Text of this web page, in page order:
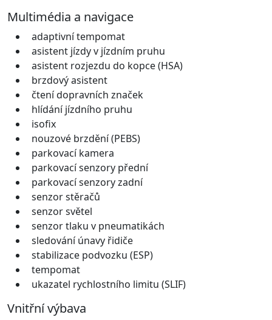
Multimédia a navigace
adaptivní tempomat
asistent jízdy v jízdním pruhu
asistent rozjezdu do kopce (HSA)
brzdový asistent
čtení dopravních značek
hlídání jízdního pruhu
isofix
nouzové brzdění (PEBS)
parkovací kamera
parkovací senzory přední
parkovací senzory zadní
senzor stěračů
senzor světel
senzor tlaku v pneumatikách
sledování únavy řidiče
stabilizace podvozku (ESP)
tempomat
ukazatel rychlostního limitu (SLIF)
Vnitřní výbava